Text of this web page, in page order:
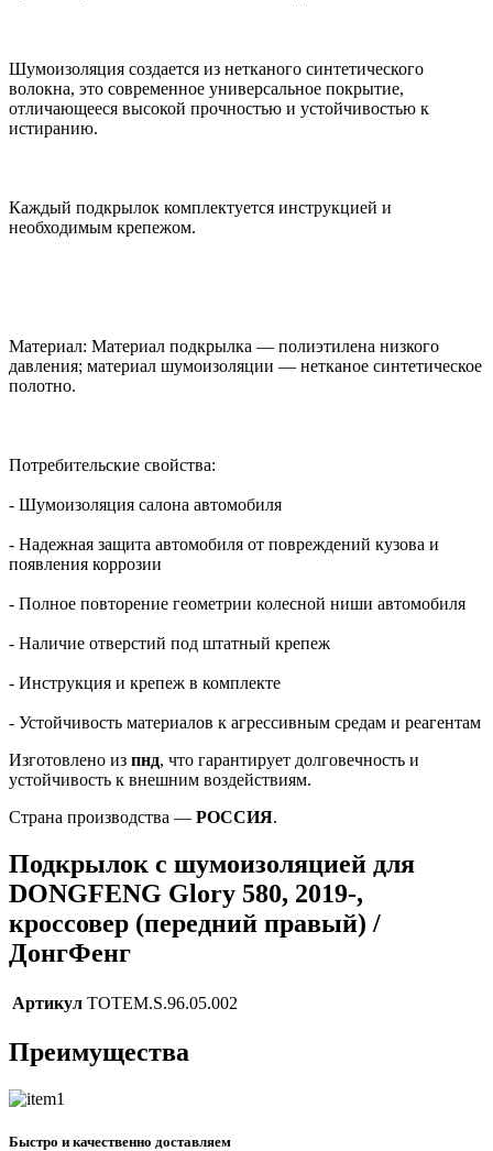
Шумоизоляция создается из нетканого синтетического
волокна, это современное универсальное покрытие,
отличающееся высокой прочностью и устойчивостью к
истиранию.
Каждый подкрылок комплектуется инструкцией и
необходимым крепежом.
Материал: Материал подкрылка — полиэтилена низкого
давления; материал шумоизоляции — нетканое синтетическое
полотно.
Потребительские свойства:
- Шумоизоляция салона автомобиля
- Надежная защита автомобиля от повреждений кузова и
появления коррозии
- Полное повторение геометрии колесной ниши автомобиля
- Наличие отверстий под штатный крепеж
- Инструкция и крепеж в комплекте
- Устойчивость материалов к агрессивным средам и реагентам
Изготовлено из пнд, что гарантирует долговечность и
устойчивость к внешним воздействиям.
Страна производства — РОССИЯ.
Подкрылок с шумоизоляцией для
DONGFENG Glory 580, 2019-,
кроссовер (передний правый) /
ДонгФенг
Артикул TOTEM.S.96.05.002
Преимущества
Быстро и качественно доставляем